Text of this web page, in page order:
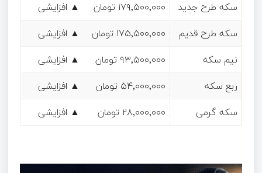
سکه طرح جدید
۱۷۹٬۵۰۰٬۰۰۰ تومان
▲ افزایشی
سکه طرح قدیم
۱۷۵٬۵۰۰٬۰۰۰ تومان
▲ افزایشی
نیم سکه
۹۳٬۵۰۰٬۰۰۰ تومان
▲ افزایشی
ربع سکه
۵۴٬۰۰۰٬۰۰۰ تومان
▲ افزایشی
سکه گرمی
۲۸٬۰۰۰٬۰۰۰ تومان ▲ افزایشی